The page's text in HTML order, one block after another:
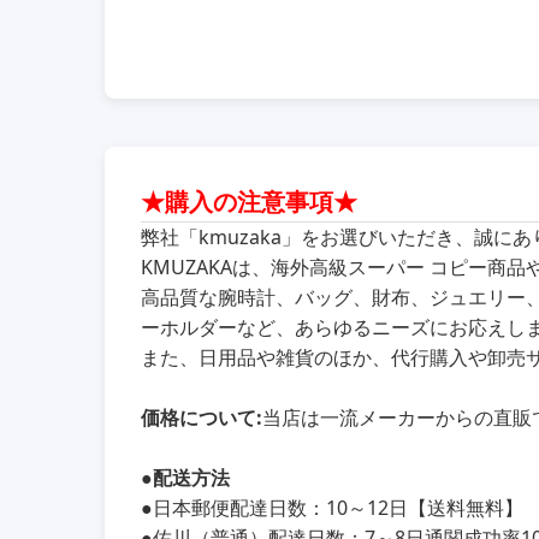
★購入の注意事項★
弊社「kmuzaka」をお選びいただき、誠にあ
KMUZAKAは、海外高級スーパー コピー商
高品質な腕時計、バッグ、財布、ジュエリ
ーホルダーなど、あらゆるニーズにお応えし
また、日用品や雑貨のほか、代行購入や卸
価格について:当店は一流メーカーからの直
●配送方法
●日本郵便配達日数：10～12日【送料無料】